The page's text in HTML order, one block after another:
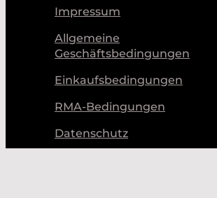
Impressum
Allgemeine
Geschäftsbedingungen
Einkaufsbedingungen
RMA-Bedingungen
Datenschutz